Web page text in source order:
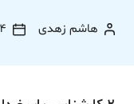
هاشم زهدی 4 سال پیش